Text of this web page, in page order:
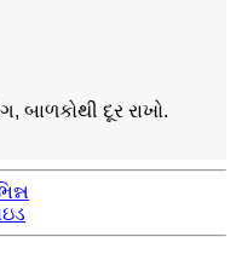
બાળકોથી દૂર રાખો.